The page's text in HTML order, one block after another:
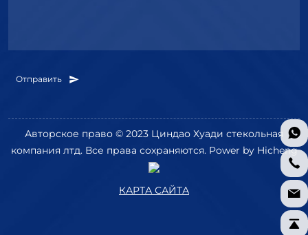
Отправить
Авторское право © 2023 Циндао Хуади стекольная
компания лтд. Все права сохраняются. Power by Hicheng
КАРТА САЙТА